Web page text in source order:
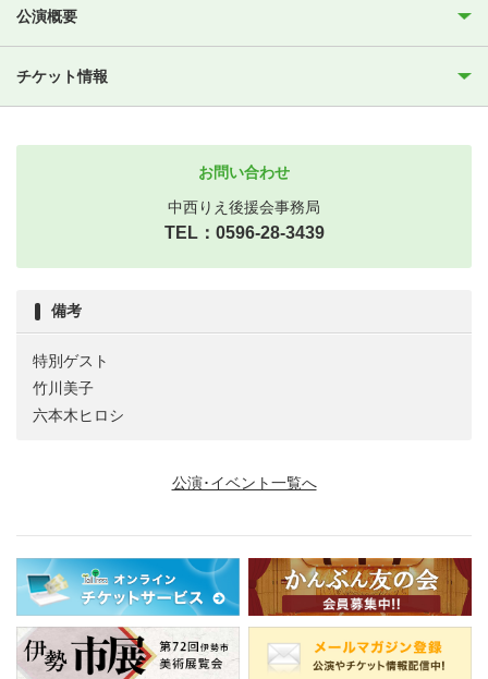
公演概要
チケット情報
お問い合わせ
中西りえ後援会事務局
TEL：0596-28-3439
備考
特別ゲスト
竹川美子
六本木ヒロシ
公演･イベント一覧へ